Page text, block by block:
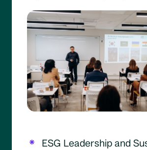
ESG Leadership and